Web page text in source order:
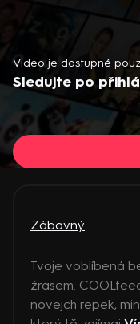
Video je dostupné
Sledujte po
Zábavný
Tvoje voblíbená
žrasem.
novejch repek,